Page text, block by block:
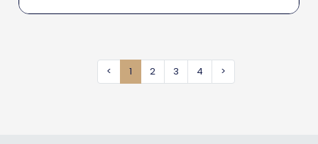
< 1 2 3 4 >